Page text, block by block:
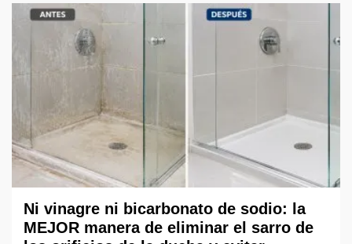
Ni vinagre ni bicarbonato de sodio: la
MEJOR manera de eliminar el sarro de